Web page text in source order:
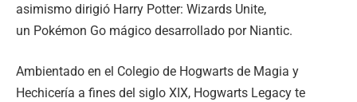
asimismo dirigió Harry Potter: Wizards Unite,
un Pokémon Go mágico desarrollado por Niantic.
Ambientado en el Colegio de Hogwarts de Magia y
Hechicería a fines del siglo XIX, Hogwarts Legacy te